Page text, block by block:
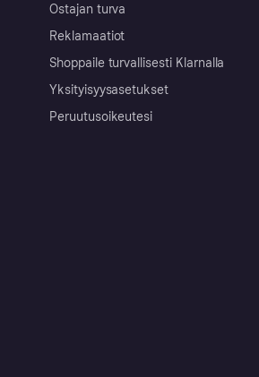
Ostajan turva
Reklamaatiot
Shoppaile turvallisesti Klarnalla
Yksityisyysasetukset
Peruutusoikeutesi